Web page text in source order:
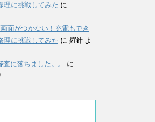
理に挑戦してみた に
面がつかない！充電もでき
理に挑戦してみた に 羅針 よ
に落ちました。。
に